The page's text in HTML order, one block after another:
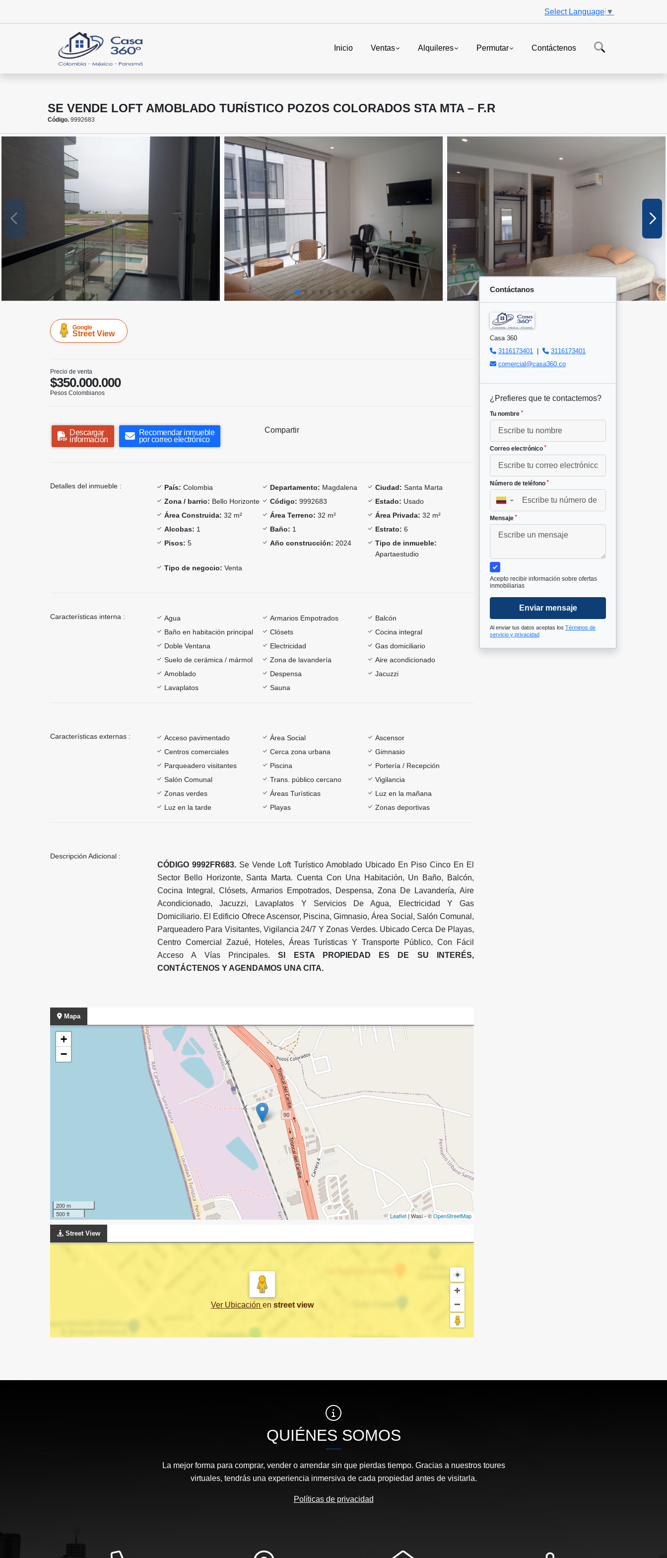
Select Language ▼
Inicio Ventas Alquileres Permutar Contáctenos
SE VENDE LOFT AMOBLADO TURÍSTICO POZOS COLORADOS STA MTA – F.R
Código. 9992683
Google
Street View
Precio de venta
$350.000.000
Pesos Colombianos
Descargar
información
Recomendar inmueble
por correo electrónico
Compartir
Detalles del inmueble : País: Colombia Departamento: Magdalena Ciudad: Santa Marta
Zona / barrio: Bello Horizonte Código: 9992683 Estado: Usado
Área Construida: 32 m² Área Terreno: 32 m² Área Privada: 32 m²
Alcobas: 1 Baño: 1 Estrato: 6
Pisos: 5 Año construcción: 2024
Tipo de inmueble:
Apartaestudio
Tipo de negocio: Venta
Características interna : Agua Armarios Empotrados
Balcón
Baño en habitación principal
Clósets
Cocina integral
Doble Ventana
Electricidad
Gas domiciliario
Suelo de cerámica / mármol
Zona de lavandería
Aire acondicionado
Amoblado
Despensa
Jacuzzi
Lavaplatos
Sauna
Características externas : Acceso pavimentado Área Social
Ascensor
Centros comerciales
Cerca zona urbana
Gimnasio
Parqueadero visitantes
Piscina
Portería / Recepción
Salón Comunal
Trans. público cercano
Vigilancia
Zonas verdes
Áreas Turísticas
Luz en la mañana
Luz en la tarde
Playas Zonas deportivas
Descripción Adicional :
CÓDIGO 9992FR683. Se Vende Loft Turístico Amoblado Ubicado En Piso Cinco En El
Sector Bello Horizonte, Santa Marta. Cuenta Con Una Habitación, Un Baño, Balcón,
Cocina Integral, Clósets, Armarios Empotrados, Despensa, Zona De Lavandería, Aire
Acondicionado, Jacuzzi, Lavaplatos Y Servicios De Agua, Electricidad Y Gas
Domiciliario. El Edificio Ofrece Ascensor, Piscina, Gimnasio, Área Social, Salón Comunal,
Parqueadero Para Visitantes, Vigilancia 24/7 Y Zonas Verdes. Ubicado Cerca De Playas,
Centro Comercial Zazué, Hoteles, Áreas Turísticas Y Transporte Público, Con Fácil
Acceso A Vías Principales.SI ESTA PROPIEDAD ES DE SU INTERÉS,
CONTÁCTENOS Y AGENDAMOS UNA CITA.
Mapa
+
−
200 m
500 ft
Leaflet| Wasi - ©OpenStreetMap
Street View
Ver Ubicación en street view
Contáctanos
Casa 360
3116173401
3116173401
comercial@casa360.co
¿Prefieres que te contactemos?
Tu nombre *
Correo electrónico *
Número de teléfono *
▼
Mensaje *
Acepto recibir información sobre ofertas
inmobiliarias
Enviar mensaje
Al enviar tus datos aceptas los Términos de
servicio y privacidad
QUIÉNES SOMOS
La mejor forma para comprar, vender o arrendar sin que pierdas tiempo. Gracias a nuestros toures
virtuales, tendrás una experiencia inmersiva de cada propiedad antes de visitarla.
Políticas de privacidad